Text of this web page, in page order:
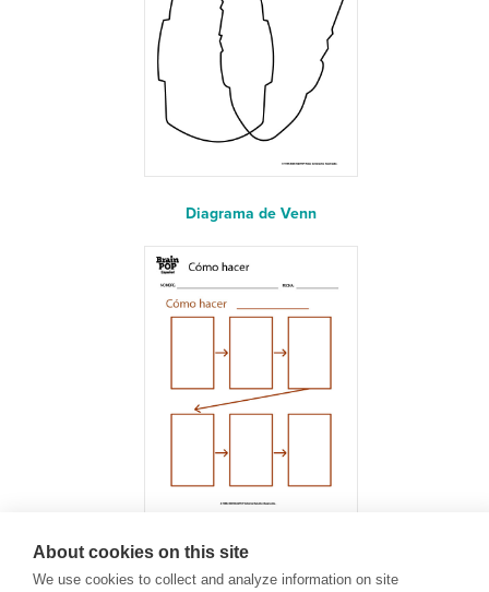
Diagrama de Venn
¿Cómo hacer?
About cookies on this site
We use cookies to collect and analyze information on site